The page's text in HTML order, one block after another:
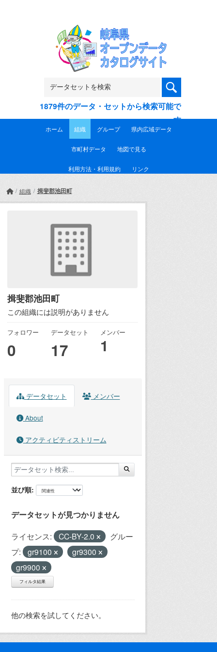
1879件のデータ・セットから検索可能で
す
ホーム 組織 グループ 県内広域データ
市町村データ 地図で見る
利用方法・利用規約 リンク
組織 揖斐郡池田町
揖斐郡池田町
この組織には説明がありません
フォロワー
0
データセット
17
メンバー
1
データセット メンバー
About
アクティビティストリーム
並び順
データセットが見つかりません
ライセンス: CC-BY-2.0
グルー
プ:
gr9100
gr9300
gr9900
フィルタ結果
他の検索を試してください。